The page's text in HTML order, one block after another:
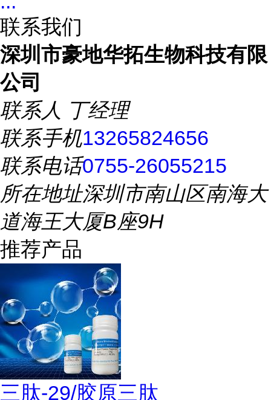
联系我们
深圳市豪地华拓生物科技有限
公司
联系人 丁经理
联系手机13265824656
联系电话0755-26055215
所在地址深圳市南山区南海大
道海王大厦B座9H
推荐产品
三肽-29/胶原三肽